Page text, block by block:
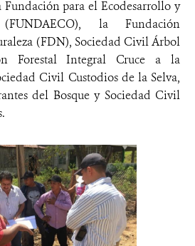
Fundación para el Ecodesarrollo y
la Fundación
(FDN), Sociedad Civil Árbol
Forestal Integral Cruce a la
Civil Custodios de la Selva,
del Bosque y Sociedad Civil